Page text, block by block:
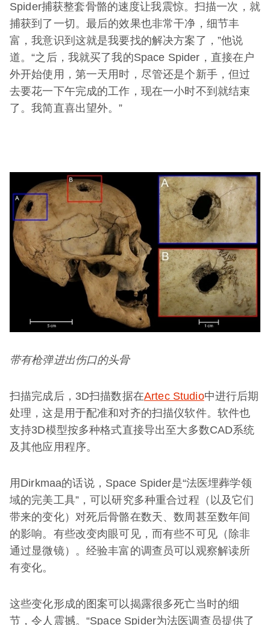
Spider捕获整套骨骼的速度让我震惊。扫描一次，就
捕获到了一切。最后的效果也非常干净，细节丰
富，我意识到这就是我要找的解决方案了，”他说
道。“之后，我就买了我的Space Spider，直接在户
外开始使用，第一天用时，尽管还是个新手，但过
去要花一下午完成的工作，现在一小时不到就结束
了。我简直喜出望外。”
带有枪弹进出伤口的头骨
扫描完成后，3D扫描数据在Artec Studio中进行后期
处理，这是用于配准和对齐的扫描仪软件。软件也
支持3D模型按多种格式直接导出至大多数CAD系统
及其他应用程序。
用Dirkmaa的话说，Space Spider是“法医埋葬学领
域的完美工具”，可以研究多种重合过程（以及它们
带来的变化）对死后骨骼在数天、数周甚至数年间
的影响。有些改变肉眼可见，而有些不可见（除非
通过显微镜）。经验丰富的调查员可以观察解读所
有变化。
这些变化形成的图案可以揭露很多死亡当时的细
节，令人震撼。“Space Spider为法医调查员提供了